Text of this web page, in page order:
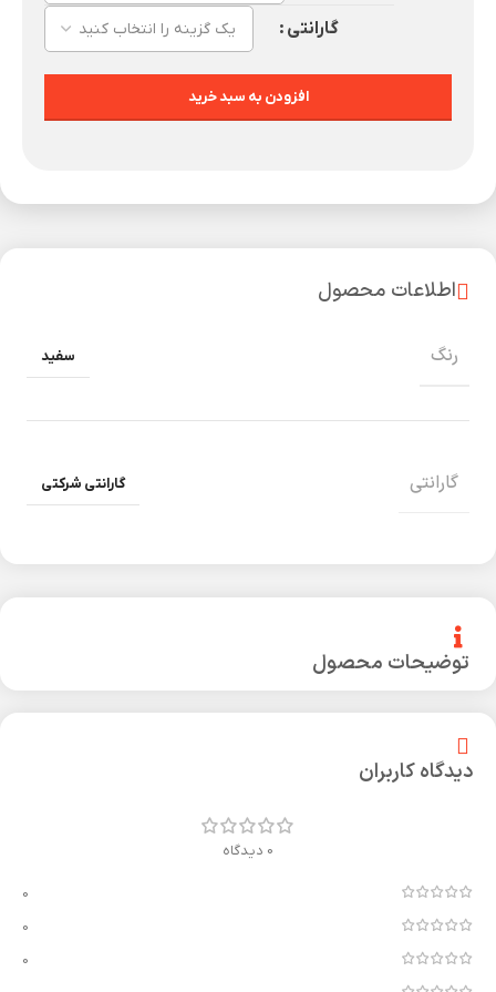
گارانتی
افزودن به سبد خرید
توضیحات محصول
اطلاعات محصول
رنگ سفید
گارانتی گارانتی شرکتی
دیدگاه کاربران
0 دیدگاه
0
0
0